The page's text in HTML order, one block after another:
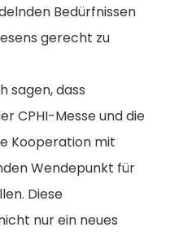
Bedürfnissen
gerecht zu
sagen, dass
CPHI-Messe und die
Kooperation mit
Wendepunkt für
Diese
nur ein neues